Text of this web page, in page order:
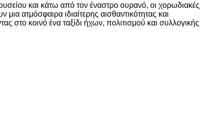
και κάτω από τον έναστρο ουρανό, οι χορωδιακές
ατμόσφαιρα ιδιαίτερης αισθαντικότητας και
στο κοινό ένα ταξίδι ήχων, πολιτισμού και συλλογικής